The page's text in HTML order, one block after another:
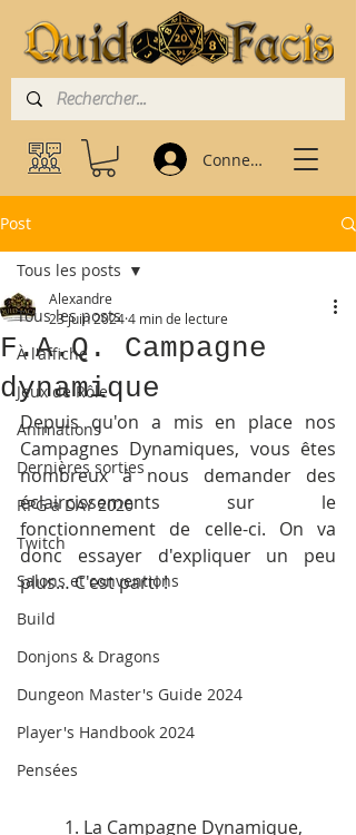
Connexion
Post
Tous les posts
À l'affiche
Jeux de Rôle
Animations
Dernières sorties
RPG a DAY 2020
Twitch
Salons et conventions
Build
Donjons & Dragons
Dungeon Master's Guide 2024
Player's Handbook 2024
Pensées
Tous les posts
F.A.Q. Campagne
dynamique
Alexandre
23 juin 20244 min de lecture
Depuis qu'on a mis en place nos
Campagnes Dynamiques, vous êtes
nombreux à nous demander des
éclaircissements sur le
fonctionnement de celle-ci. On va
donc essayer d'expliquer un peu
plus… C'est parti !